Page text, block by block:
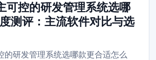
可控的研发管理系统选哪
测评：主流软件对比与选
的研发管理系统选哪款更合适怎么